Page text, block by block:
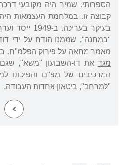
הספרותי. שמיר היה מקובעי
קבוצה זו. במלחמת העצמאות
בעיקר
"במחנה", שממנו הודח על ידי
מאמר מחאה על פירוק הפלמ"ח. ב-1950 ייסד וערך
מגד את דו-השבועון "משא",
המרכיבים של מפ"ם והפיכתו
"למרחב", ביטאון אחדות העבודה.